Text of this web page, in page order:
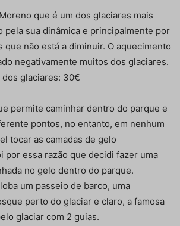
que é um dos glaciares mais
pela sua dinâmica e principalmente por
que não está a diminuir. O aquecimento
negativamente muitos dos glaciares.
dos glaciares: 30€
permite caminhar dentro do parque e
pontos, no entanto, em nenhum
tocar as camadas de gelo
por essa razão que decidi fazer uma
no gelo dentro do parque.
um passeio de barco, uma
perto do glaciar e claro, a famosa
glaciar com 2 guias.